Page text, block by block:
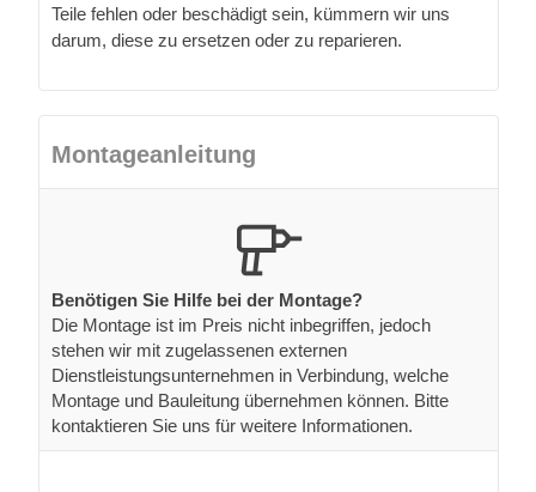
Teile fehlen oder beschädigt sein, kümmern wir uns
darum, diese zu ersetzen oder zu reparieren.
Montageanleitung
Benötigen Sie Hilfe bei der Montage?
Die Montage ist im Preis nicht inbegriffen, jedoch
stehen wir mit zugelassenen externen
Dienstleistungsunternehmen in Verbindung, welche
Montage und Bauleitung übernehmen können. Bitte
kontaktieren Sie uns für weitere Informationen.